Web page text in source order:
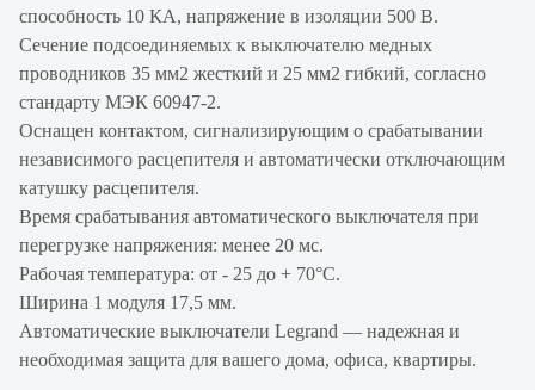
способность 10 КА, напряжение в изоляции 500 В.
Сечение подсоединяемых к выключателю медных
проводников 35 мм2 жесткий и 25 мм2 гибкий, согласно
стандарту МЭК 60947-2.
Оснащен контактом, сигнализирующим о срабатывании
независимого расцепителя и автоматически отключающим
катушку расцепителя.
Время срабатывания автоматического выключателя при
перегрузке напряжения: менее 20 мс.
Рабочая температура: от - 25 до + 70°С.
Ширина 1 модуля 17,5 мм.
Автоматические выключатели Legrand — надежная и
необходимая защита для вашего дома, офиса, квартиры.